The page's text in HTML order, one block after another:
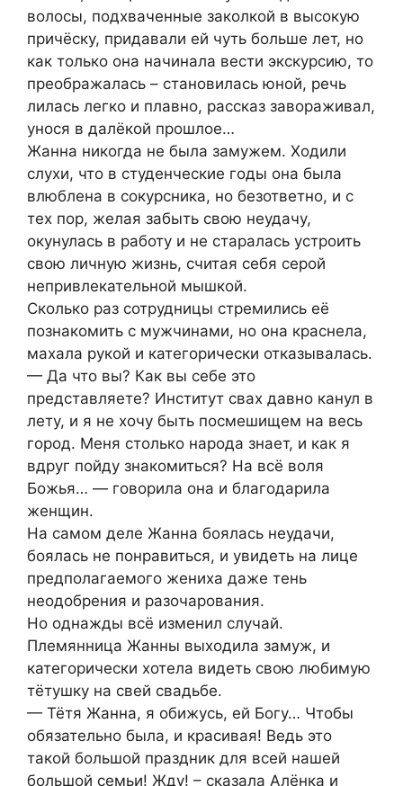
волосы, подхваченные заколкой в высокую
причёску, придавали ей чуть больше лет, но
как только она начинала вести экскурсию, то
преображалась – становилась юной, речь
лилась легко и плавно, рассказ завораживал,
унося в далёкой прошлое…
Жанна никогда не была замужем. Ходили
слухи, что в студенческие годы она была
влюблена в сокурсника, но безответно, и с
тех пор, желая забыть свою неудачу,
окунулась в работу и не старалась устроить
свою личную жизнь, считая себя серой
непривлекательной мышкой.
Сколько раз сотрудницы стремились её
познакомить с мужчинами, но она краснела,
махала рукой и категорически отказывалась.
— Да что вы? Как вы себе это
представляете? Институт свах давно канул в
лету, и я не хочу быть посмешищем на весь
город. Меня столько народа знает, и как я
вдруг пойду знакомиться? На всё воля
Божья… — говорила она и благодарила
женщин.
На самом деле Жанна боялась неудачи,
боялась не понравиться, и увидеть на лице
предполагаемого жениха даже тень
неодобрения и разочарования.
Но однажды всё изменил случай.
Племянница Жанны выходила замуж, и
категорически хотела видеть свою любимую
тётушку на свей свадьбе.
— Тётя Жанна, я обижусь, ей Богу… Чтобы
обязательно была, и красивая! Ведь это
такой большой праздник для всей нашей
большой семьи! Жду! – сказала Алёнка и